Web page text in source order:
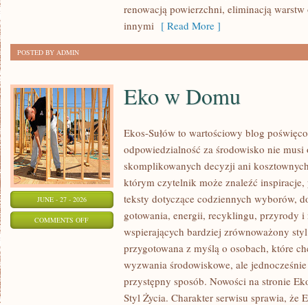
renowacją powierzchni, eliminacją
innymi [ Read More ]
POSTED BY ADMIN
JUNE - 27 - 2026
COMMENTS OFFON
Eko w Domu
Ekos-Sułów to wartościowy blog
odpowiedzialność za środowisko nie
skomplikowanych decyzji ani
którym czytelnik może znaleźć inspiracje,
teksty dotyczące codziennych wyborów,
gotowania, energii, recyklingu, przyrody i
wspierających bardziej zrównoważony styl
przygotowana z myślą o osobach, które
wyzwania środowiskowe, ale
przystępny sposób. Nowości na stronie
Styl Życia. Charakter serwisu sprawia, że